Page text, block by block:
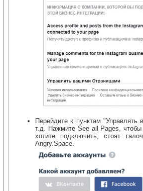
Перейдите к пунктам
т.д. Нажмите See all Pages, чтобы
хотите подключить, стоят
Angry.Space.